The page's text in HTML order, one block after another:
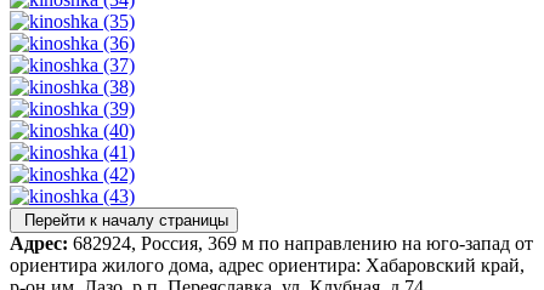
Перейти к началу страницы
Адрес: 682924, Россия, 369 м по направлению на юго-запад от
ориентира жилого дома, адрес ориентира: Хабаровский край,